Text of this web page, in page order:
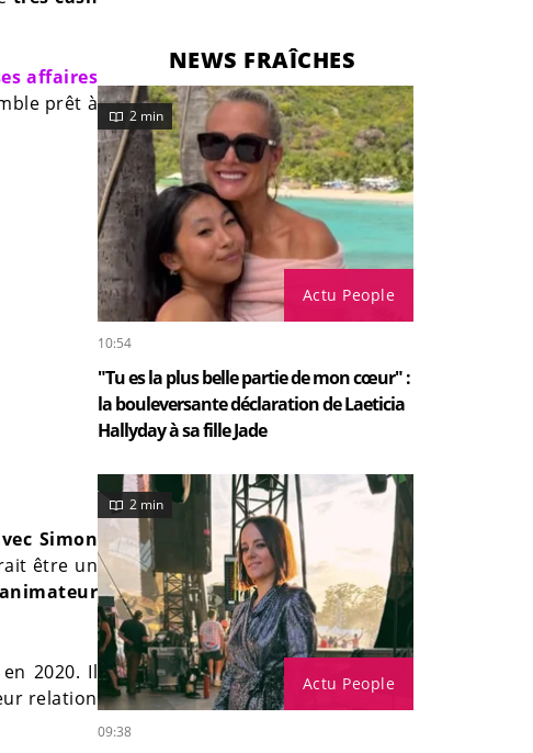
affaires
prêt à
Simon
être un
2020. Il
relation
NEWS FRAÎCHES
Actu People
2 min
10:54
"Tu es la plus belle partie de mon cœur" :
la bouleversante déclaration de Laeticia
Hallyday à sa fille Jade
Actu People
2 min
09:38